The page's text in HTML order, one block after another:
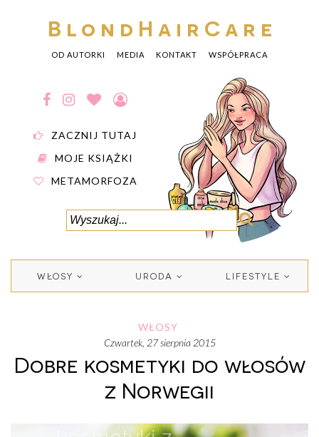
BlondHairCare
OD AUTORKI MEDIA KONTAKT WSPÓŁPRACA
ZACZNIJ TUTAJ
MOJE KSIĄŻKI
METAMORFOZA
WŁOSY URODA LIFESTYLE
WŁOSY
czwartek, 27 sierpnia 2015
Dobre kosmetyki do włosów
z Norwegii